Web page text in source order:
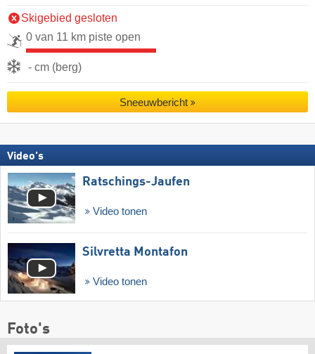
Skigebied gesloten
0 van 11 km piste open
- cm (berg)
Sneeuwbericht
Video's
Ratschings-Jaufen
Video tonen
Silvretta Montafon
Video tonen
Foto's